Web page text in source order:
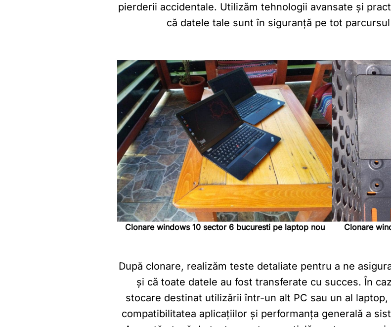
pierderii accidentale. Utilizăm tehnologii avansate și
că datele tale sunt în siguranță pe tot
Clonare windows 10 sector 6 bucuresti pe laptop nou Clonare
După clonare, realizăm teste detaliate pentru a ne
și că toate datele au fost transferate cu succes. În
stocare destinat utilizării într-un alt PC sau un al
compatibilitatea aplicațiilor și performanța generală a